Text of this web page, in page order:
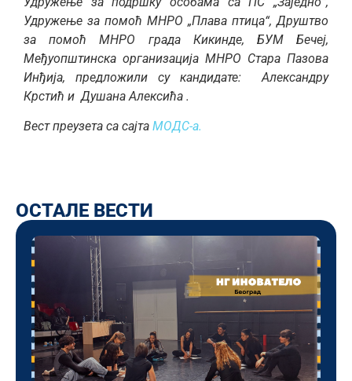
Удружење за помоћ МНРО „Плава птица“, Друштво
за помоћ МНРО града Кикинде, БУМ Бечеј,
Међуопштинска организација МНРО Стара Пазова
Инђија, предложили су кандидате: Александру
Крстић и Душана Алексића .
Вест преузета са сајта МОДС-а.
ОСТАЛЕ ВЕСТИ